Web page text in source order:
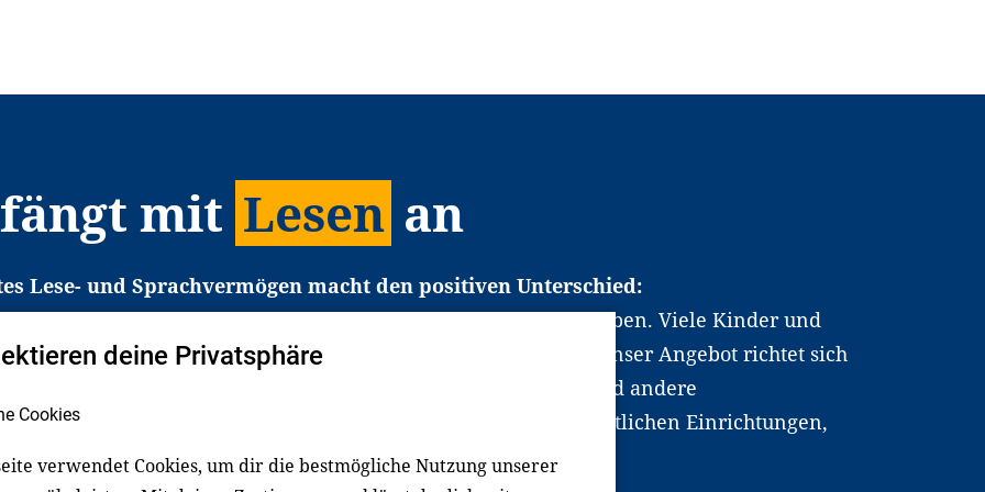
mit Lesen an
Lese- und Sprachvermögen macht den positiven Unterschied:
den Zugang zu Bildung und einem erfolgreichen Berufsleben. Viele Kinder und
in Deutschland haben aber große Schwierigkeiten dabei. Unser Angebot richtet sich
gezielt an Familien sowie an Erzieher*innen, Lehrer*innen und andere
Dafür arbeiten wir eng mit Ministerien, wissenschaftlichen Einrichtungen,
Unternehmen und anderen Stiftungen zusammen.
deine Privatsphäre
Cookies
verwendet Cookies, um dir die bestmögliche Nutzung unserer